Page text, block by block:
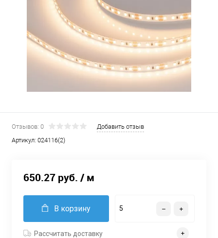
Отзывов: 0
Добавить отзыв
Артикул: 024116(2)
650.27 руб. / м
В корзину
Рассчитать доставку